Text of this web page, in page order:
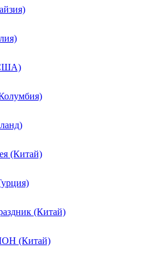
(Китай)
(Китай)
(Китай)